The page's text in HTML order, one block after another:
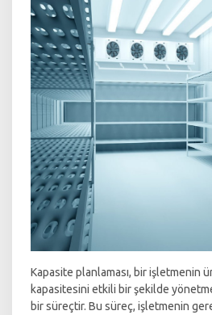
Kapasite planlaması, bir işletmenin
kapasitesini etkili bir şekilde
bir süreçtir. Bu süreç, işletmenin